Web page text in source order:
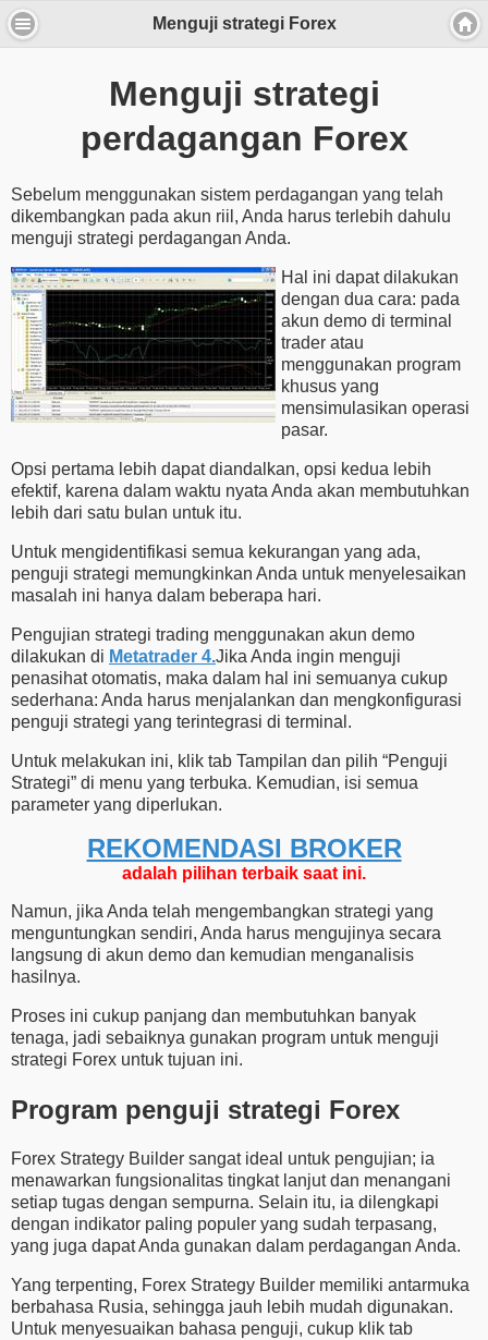
Menguji strategi Forex
Menguji strategi
perdagangan Forex
Sebelum menggunakan sistem perdagangan yang telah
dikembangkan pada akun riil, Anda harus terlebih dahulu
menguji strategi perdagangan Anda.
Hal ini dapat dilakukan
dengan dua cara: pada
akun demo di terminal
trader atau
menggunakan program
khusus yang
mensimulasikan operasi
pasar.
Opsi pertama lebih dapat diandalkan, opsi kedua lebih
efektif, karena dalam waktu nyata Anda akan membutuhkan
lebih dari satu bulan untuk itu.
Untuk mengidentifikasi semua kekurangan yang ada,
penguji strategi memungkinkan Anda untuk menyelesaikan
masalah ini hanya dalam beberapa hari.
Pengujian strategi trading menggunakan akun demo
dilakukan di Metatrader 4.Jika Anda ingin menguji
penasihat otomatis, maka dalam hal ini semuanya cukup
sederhana: Anda harus menjalankan dan mengkonfigurasi
penguji strategi yang terintegrasi di terminal.
Untuk melakukan ini, klik tab Tampilan dan pilih “Penguji
Strategi” di menu yang terbuka. Kemudian, isi semua
parameter yang diperlukan.
REKOMENDASI ​​BROKER
adalah pilihan terbaik saat ini.
Namun, jika Anda telah mengembangkan strategi yang
menguntungkan sendiri, Anda harus mengujinya secara
langsung di akun demo dan kemudian menganalisis
hasilnya.
Proses ini cukup panjang dan membutuhkan banyak
tenaga, jadi sebaiknya gunakan program untuk menguji
strategi Forex untuk tujuan ini.
Program penguji strategi Forex
Forex Strategy Builder sangat ideal untuk pengujian; ia
menawarkan fungsionalitas tingkat lanjut dan menangani
setiap tugas dengan sempurna. Selain itu, ia dilengkapi
dengan indikator paling populer yang sudah terpasang,
yang juga dapat Anda gunakan dalam perdagangan Anda.
Yang terpenting, Forex Strategy Builder memiliki antarmuka
berbahasa Rusia, sehingga jauh lebih mudah digunakan.
Untuk menyesuaikan bahasa penguji, cukup klik tab